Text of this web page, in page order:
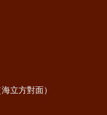
立方對面）